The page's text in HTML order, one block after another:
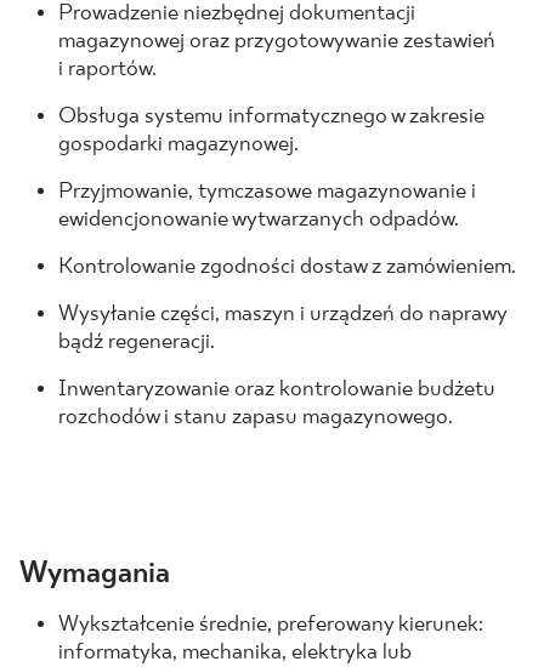
KONTAKT
PL EN SK DE UK RU
Prowadzenie niezbędnej dokumentacji
magazynowej oraz przygotowywanie zestawień
i raportów.
Obsługa systemu informatycznego w zakresie
gospodarki magazynowej.
Przyjmowanie, tymczasowe magazynowanie i
ewidencjonowanie wytwarzanych odpadów.
Kontrolowanie zgodności dostaw z zamówieniem.
Wysyłanie części, maszyn i urządzeń do naprawy
bądź regeneracji.
Inwentaryzowanie oraz kontrolowanie budżetu
rozchodów i stanu zapasu magazynowego.
Wymagania
Wykształcenie średnie, preferowany kierunek:
informatyka, mechanika, elektryka lub